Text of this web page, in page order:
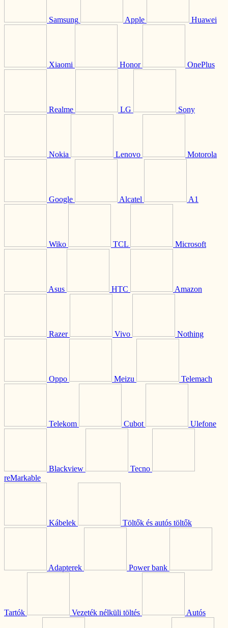
Samsung Apple Huawei
Xiaomi Honor OnePlus
Realme LG Sony
Nokia Lenovo Motorola
Google Alcatel A1
Wiko TCL Microsoft
Asus HTC Amazon
Razer Vivo Nothing
Oppo Meizu Telemach
Telekom Cubot Ulefone
Blackview
Tecno
reMarkable
Kábelek Töltők és autós töltők
Adapterek Power bank
Tartók Vezeték nélküli töltés Autós